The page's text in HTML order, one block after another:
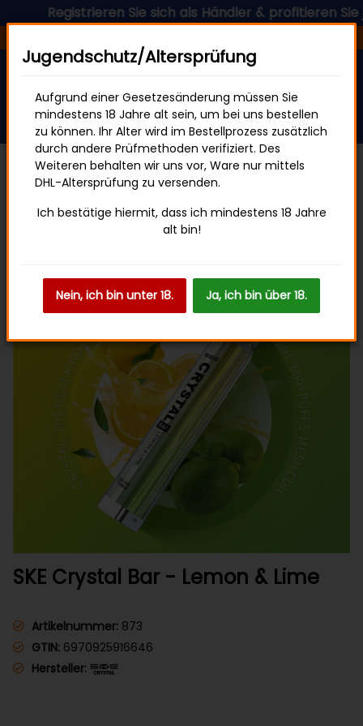
Registrieren Sie sich als Händler & profitieren Sie
SKE Crystal Bar
SKE Crystal Bar - Lemon & Lime
Artikelnummer: 873
GTIN: 6970925916646
Hersteller:
Jugendschutz/Altersprüfung
Aufgrund einer Gesetzesänderung müssen Sie
mindestens 18 Jahre alt sein, um bei uns bestellen
zu können. Ihr Alter wird im Bestellprozess zusätzlich
durch andere Prüfmethoden verifiziert. Des
Weiteren behalten wir uns vor, Ware nur mittels
DHL-Altersprüfung zu versenden.
Ich bestätige hiermit, dass ich mindestens 18 Jahre
alt bin!
Nein, ich bin unter 18. Ja, ich bin über 18.